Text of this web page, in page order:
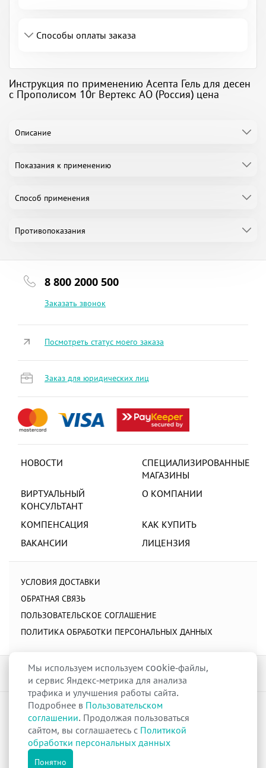
Способы оплаты заказа
Инструкция по применению Асепта Гель для десен
с Прополисом 10г Вертекс АО (Россия) цена
Описание
Показания к применению
Способ применения
Противопоказания
8 800 2000 500
Заказать звонок
НОВОСТИ
СПЕЦИАЛИЗИРОВАННЫЕ
МАГАЗИНЫ
ВИРТУАЛЬНЫЙ
КОНСУЛЬТАНТ
О КОМПАНИИ
КОМПЕНСАЦИЯ
КАК КУПИТЬ
ВАКАНСИИ
ЛИЦЕНЗИЯ
УСЛОВИЯ ДОСТАВКИ
ОБРАТНАЯ СВЯЗЬ
ПОЛЬЗОВАТЕЛЬСКОЕ СОГЛАШЕНИЕ
ПОЛИТИКА ОБРАБОТКИ ПЕРСОНАЛЬНЫХ ДАННЫХ
Посмотреть статус моего заказа
Заказ для юридических лиц
raduga-ural.ru ©
Группа компаний Радуга
ЛицензияЛ042-00110-77/00263680 от 07 декабря 2017 г.
Разрешение№Р013-00110-66/03100314на дистанционную торговлю
лекарственными препаратами от 02 сентября 2025 г.
Все права защищены
Мы используем используем cookie-файлы,
и сервис Яндекс-метрика для анализа
трафика и улучшения работы сайта.
Подробнее в Пользовательском
соглашении. Продолжая пользоваться
сайтом, вы соглашаетесь с Политикой
обработки персональных данных
Понятно